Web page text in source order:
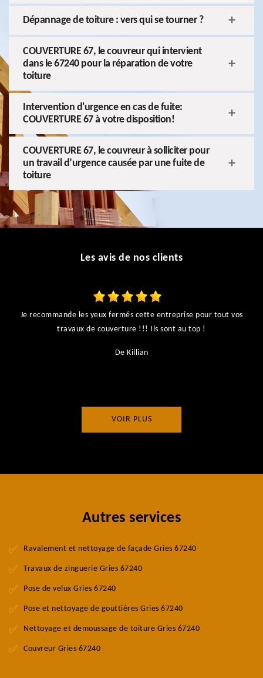
Dépannage de toiture : vers qui se tourner ?
COUVERTURE 67, le couvreur qui intervient
dans le 67240 pour la réparation de votre
toiture
Intervention d'urgence en cas de fuite:
COUVERTURE 67 à votre disposition!
COUVERTURE 67, le couvreur à solliciter pour
un travail d’urgence causée par une fuite de
toiture
Les avis de nos clients
Je recommande les yeux fermés cette entreprise pour tout vos
travaux de couverture !!! Ils sont au top !
De Killian
VOIR PLUS
Autres services
Ravalement et nettoyage de façade Gries 67240
Travaux de zinguerie Gries 67240
Pose de velux Gries 67240
Pose et nettoyage de gouttières Gries 67240
Nettoyage et demoussage de toiture Gries 67240
Couvreur Gries 67240